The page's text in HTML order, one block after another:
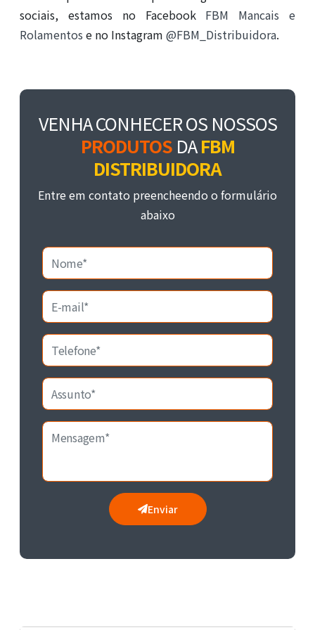
sociais, estamos no Facebook FBM Mancais e
Rolamentos e no Instagram @FBM_Distribuidora.
VENHA CONHECER OS NOSSOS
PRODUTOSDAFBM
DISTRIBUIDORA
Entre em contato preencheendo o formulário
abaixo
Enviar